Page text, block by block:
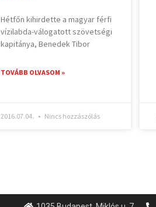
Hétfőn kihirdette a magyar férfi
vízilabda-válogatott szövetségi
kapitánya, Benedek Tibor
TOVÁBB OLVASOM »
2016.07.04. Nincs hozzászólás